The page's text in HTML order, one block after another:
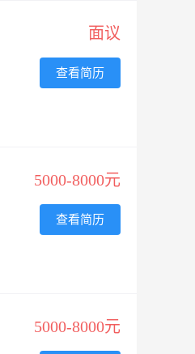
面议
查看简历
5000-8000元
查看简历
5000-8000元